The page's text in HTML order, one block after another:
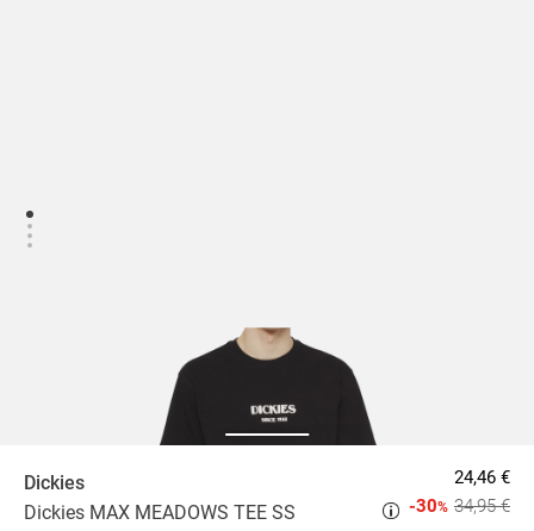
Dickies
Dickies MAX MEADOWS TEE SS
24,46 €
34,95 €
-30%